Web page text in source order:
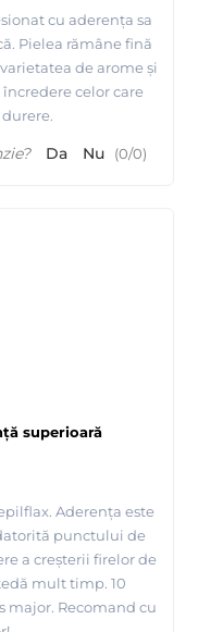
despre MAYSTAR
cu punct de
cu aderența sa
Pielea rămâne fină
de arome și
celor care
Da Nu (0/0)
superioară
Aderența este
punctului de
a creșterii firelor de
mult timp. 10
Recomand cu